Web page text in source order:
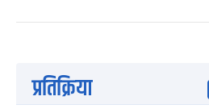
प्रतिक्रिया